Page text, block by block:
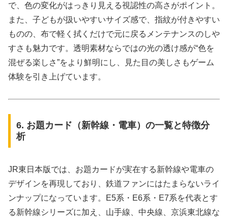
で、色の変化がはっきり見える視認性の高さがポイント。
また、子どもが扱いやすいサイズ感で、指紋が付きやすい
ものの、布で軽く拭くだけで元に戻るメンテナンスのしや
すさも魅力です。透明素材ならではの光の透け感が“色を
混ぜる楽しさ”をより鮮明にし、見た目の美しさもゲーム
体験を引き上げています。
6. お題カード（新幹線・電車）の一覧と特徴分
析
JR東日本版では、お題カードが実在する新幹線や電車の
デザインを再現しており、鉄道ファンにはたまらないライ
ンナップになっています。E5系・E6系・E7系を代表とす
る新幹線シリーズに加え、山手線、中央線、京浜東北線な